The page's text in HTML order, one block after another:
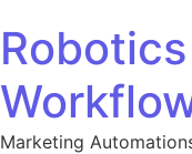
Marketing